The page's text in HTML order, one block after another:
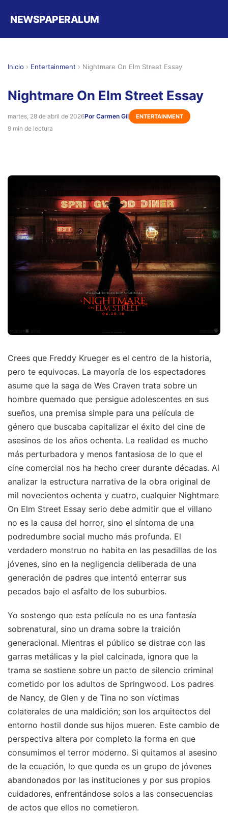
NEWSPAPERALUM
Inicio › Entertainment › Nightmare On Elm Street Essay
Nightmare On Elm Street Essay
martes, 28 de abril de 2026Por Carmen Gil ENTERTAINMENT
9 min de lectura
Crees que Freddy Krueger es el centro de la historia,
pero te equivocas. La mayoría de los espectadores
asume que la saga de Wes Craven trata sobre un
hombre quemado que persigue adolescentes en sus
sueños, una premisa simple para una película de
género que buscaba capitalizar el éxito del cine de
asesinos de los años ochenta. La realidad es mucho
más perturbadora y menos fantasiosa de lo que el
cine comercial nos ha hecho creer durante décadas. Al
analizar la estructura narrativa de la obra original de
mil novecientos ochenta y cuatro, cualquier Nightmare
On Elm Street Essay serio debe admitir que el villano
no es la causa del horror, sino el síntoma de una
podredumbre social mucho más profunda. El
verdadero monstruo no habita en las pesadillas de los
jóvenes, sino en la negligencia deliberada de una
generación de padres que intentó enterrar sus
pecados bajo el asfalto de los suburbios.
Yo sostengo que esta película no es una fantasía
sobrenatural, sino un drama sobre la traición
generacional. Mientras el público se distrae con las
garras metálicas y la piel calcinada, ignora que la
trama se sostiene sobre un pacto de silencio criminal
cometido por los adultos de Springwood. Los padres
de Nancy, de Glen y de Tina no son víctimas
colaterales de una maldición; son los arquitectos del
entorno hostil donde sus hijos mueren. Este cambio de
perspectiva altera por completo la forma en que
consumimos el terror moderno. Si quitamos al asesino
de la ecuación, lo que queda es un grupo de jóvenes
abandonados por las instituciones y por sus propios
cuidadores, enfrentándose solos a las consecuencias
de actos que ellos no cometieron.